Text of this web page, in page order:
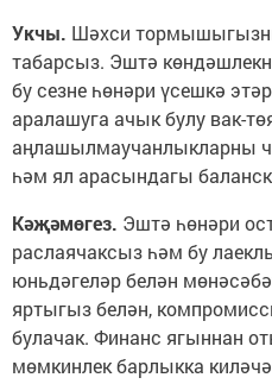
Укчы. Шәхси
табарсыз. Эштә
бу сезне һөнәри үсешкә
аралашуга ачык булу вак-
аңлашылмаучанлыкларны
һәм ял арасындагы
Кәҗәмөгез. Эштә һөнәри
раслаячаксыз һәм бу
юньдәгеләр белән
яртыгыз белән,
булачак. Финанс ягыннан
мөмкинлек барлыкка